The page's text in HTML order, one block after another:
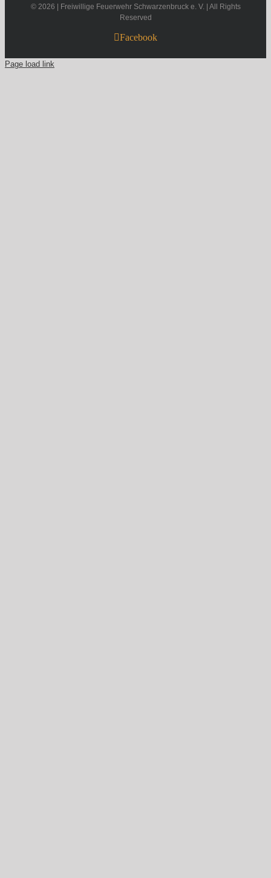
© 2026 | Freiwillige Feuerwehr Schwarzenbruck e. V. | All Rights
Reserved
Facebook
Page load link